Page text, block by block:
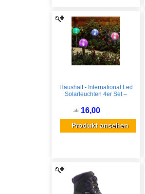
Haushalt - International Led
Solarleuchten 4er Set –
Weiß & Farbe –
Gartenleuchten
Solarbetrieben –
Außenbeleuchtung Deko
ab 16,00
Produkt ansehen